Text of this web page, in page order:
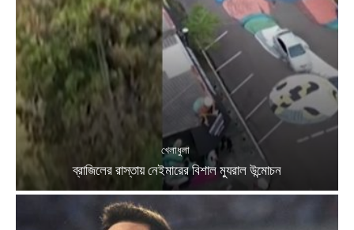
খেলাধুলা
ব্রাজিলের রাস্তায় নেইমারের বিশাল ম্যুরাল উন্মোচন